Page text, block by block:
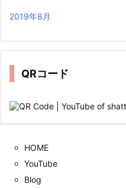
2019年8月
QRコード
HOME
YouTube
Blog